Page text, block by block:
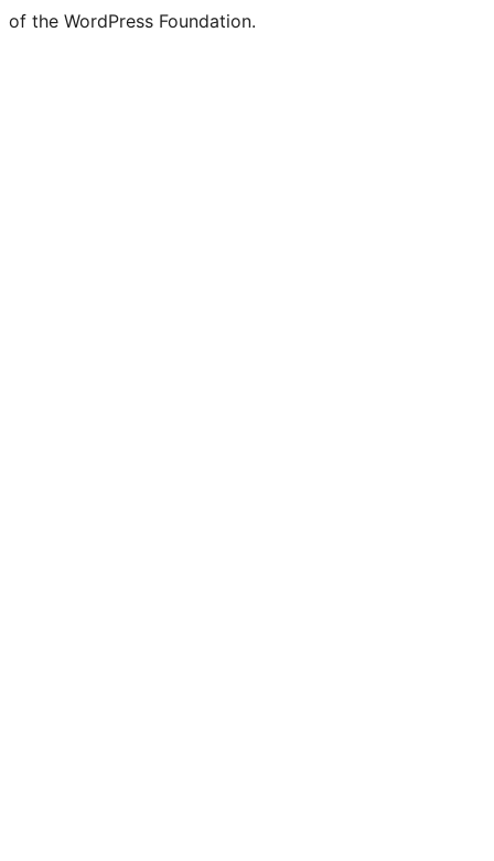
of the WordPress Foundation.